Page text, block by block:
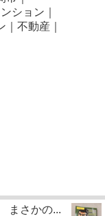
ション｜
｜不動産｜
まさかの...